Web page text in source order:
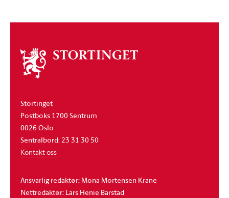
Om
stortinget
Stortinget
Postboks 1700 Sentrum
0026 Oslo
Sentralbord: 23 31 30 50
Kontakt oss
Ansvarlig redaktør: Mona Mortensen Krane
Nettredaktør: Lars Henie Barstad